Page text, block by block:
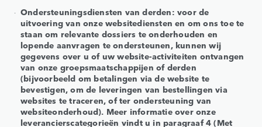
Ondersteuningsdiensten van derden: voor de
uitvoering van onze websitediensten en om ons toe te
staan om relevante dossiers te onderhouden en
lopende aanvragen te ondersteunen, kunnen wij
gegevens over u of uw website-activiteiten ontvangen
van onze groepsmaatschappijen of derden
(bijvoorbeeld om betalingen via de website te
bevestigen, om de leveringen van bestellingen via
websites te traceren, of ter ondersteuning van
websiteonderhoud). Meer informatie over onze
leverancierscategorieën vindt u in paragraaf 4 (Met